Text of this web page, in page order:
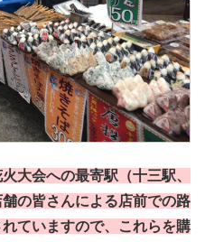
大会への最寄駅（十三駅、
の皆さんによる店前での路
ていますので、これらを購